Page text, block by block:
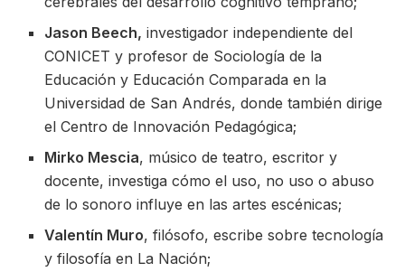
Jason Beech, investigador independiente del
CONICET y profesor de Sociología de la
Educación y Educación Comparada en la
Universidad de San Andrés, donde también dirige
el Centro de Innovación Pedagógica;
Mirko Mescia, músico de teatro, escritor y
docente, investiga cómo el uso, no uso o abuso
de lo sonoro influye en las artes escénicas;
Valentín Muro, filósofo, escribe sobre tecnología
y filosofía en La Nación;